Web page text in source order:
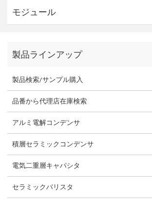
モジュール
製品ラインアップ
製品検索/サンプル購入
品番から代理店在庫検索
アルミ電解コンデンサ
積層セラミックコンデンサ
電気二重層キャパシタ
セラミックバリスタ